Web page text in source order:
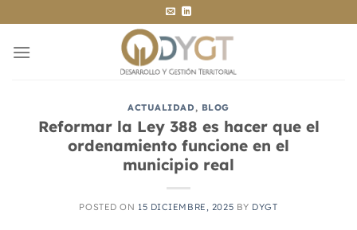
al
contenido
ACTUALIDAD, BLOG
Reformar la Ley 388 es hacer que el
ordenamiento funcione en el
municipio real
POSTED ON 15 DICIEMBRE, 2025 BY DYGT